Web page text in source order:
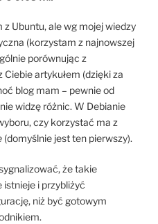
z Ubuntu, ale wg mojej wiedzy
(korzystam z najnowszej
porównując z
artykułem (dzięki za
blog mam – pewnie od
widzę różnic. W Debianie
czy korzystać ma z
(domyślnie jest ten pierwszy).
że takie
istnieje i przybliżyć
niż być gotowym